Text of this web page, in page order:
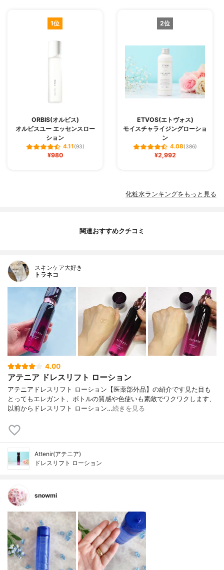
1位
ORBIS(オルビス)
オルビスユー エッセンスロー
ション
4.11(93)
¥980
2位
ETVOS(エトヴォス)
モイスチャライジングローショ
ン
4.08(386)
¥2,992
化粧水ランキングをもっと見る
関連おすすめクチコミ
スキンケア大好き
トラネコ
4.00
アテニア ドレスリフト ローション
アテニアドレスリフト ローション【医薬部外品】の紹介です見た目も
とってもエレガント、ボトルの質感や色使いも素敵でワクワクします、
以前からドレスリフト ローション…続きを見る
Attenir(アテニア)
ドレスリフト ローション
snowmi